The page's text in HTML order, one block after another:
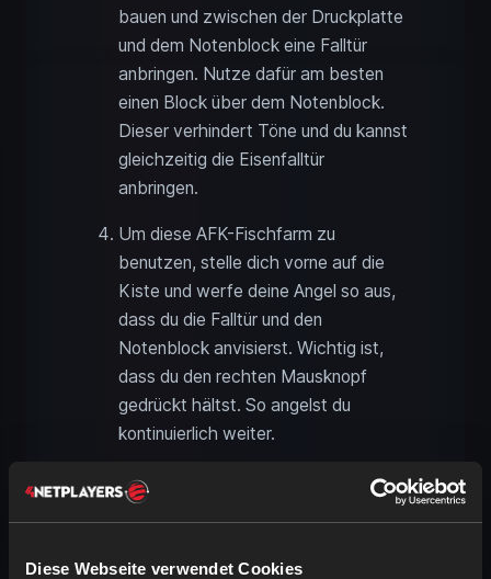
Diese Webseite verwendet Cookies
bauen und zwischen der Druckplatte
und dem Notenblock eine Falltür
anbringen. Nutze dafür am besten
einen Block über dem Notenblock.
Dieser verhindert Töne und du kannst
gleichzeitig die Eisenfalltür
anbringen.
Um diese AFK-Fischfarm zu
benutzen, stelle dich vorne auf die
Kiste und werfe deine Angel so aus,
dass du die Falltür und den
Notenblock anvisierst. Wichtig ist,
dass du den rechten Mausknopf
gedrückt hältst. So angelst du
kontinuierlich weiter.